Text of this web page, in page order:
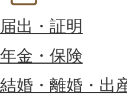
届出・証明
年金・保険
結婚・離婚・出